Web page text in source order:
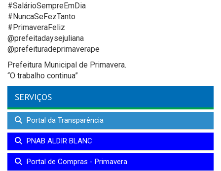
#SalárioSempreEmDia
#NuncaSeFezTanto
#PrimaveraFeliz
@prefeitadaysejuliana
@prefeituradeprimaverape
Prefeitura Municipal de Primavera.
“O trabalho continua”
SERVIÇOS
Portal da Transparência
PNAB ALDIR BLANC
Portal de Compras - Primavera